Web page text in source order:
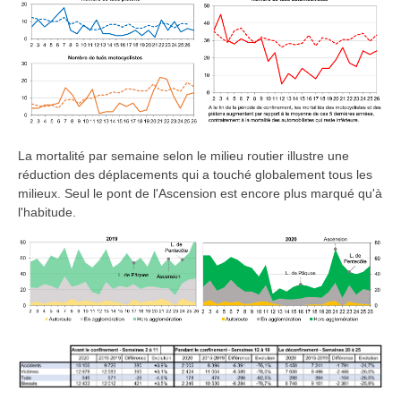
La mortalité par semaine selon le milieu routier illustre une
réduction des déplacements qui a touché globalement tous les
milieux. Seul le pont de l'Ascension est encore plus marqué qu'à
l'habitude.